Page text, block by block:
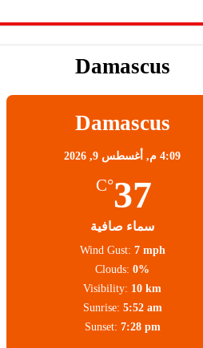
Damascus
Damascus
4:09 م, أغسطس 9, 2026
37
°C
سماء صافية
Wind Gust: 7 mph
Clouds: 0%
Visibility: 10 km
Sunrise: 5:52 am
Sunset: 7:28 pm